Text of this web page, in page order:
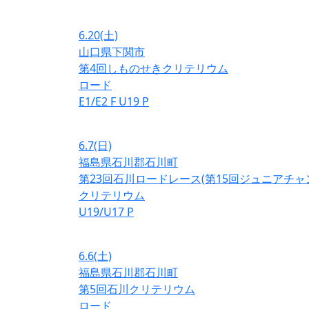
6.20(土)
山口県下関市
第4回しものせきクリテリウム
ロード
E1/E2 F U19 P
6.7(日)
福島県石川郡石川町
第23回石川ロードレース(第15回ジュニアチャ
クリテリウム
U19/U17 P
6.6(土)
福島県石川郡石川町
第5回石川クリテリウム
ロード